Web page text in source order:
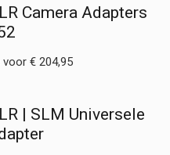
Camera Adapters
voor €204,95
| SLM Universele